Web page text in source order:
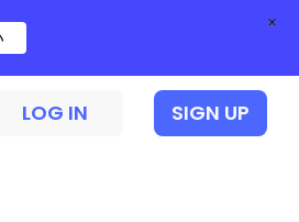
LOG IN SIGN UP
×